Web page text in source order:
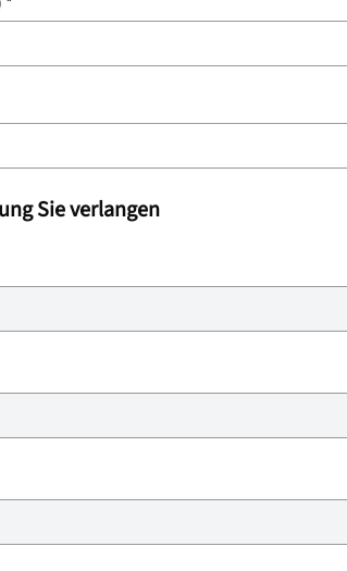
Sie verlangen